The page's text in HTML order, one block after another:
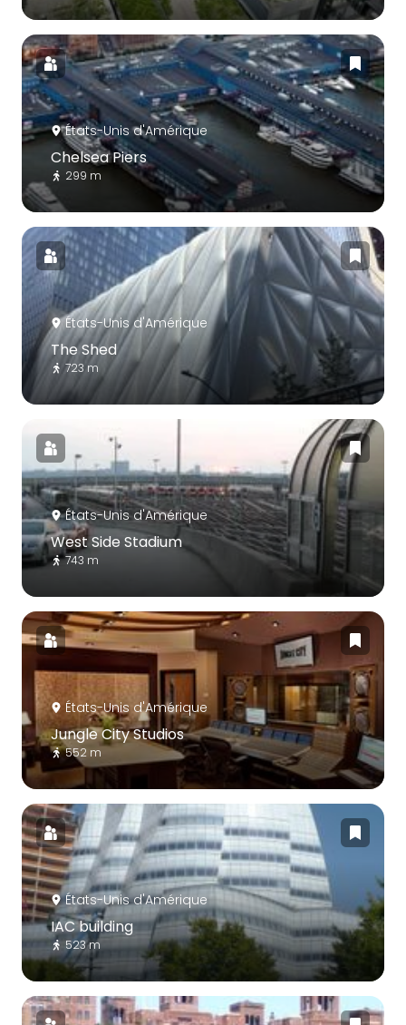
États-Unis d'Amérique
Chelsea Piers
299 m
États-Unis d'Amérique
The Shed
723 m
États-Unis d'Amérique
West Side Stadium
743 m
États-Unis d'Amérique
Jungle City Studios
552 m
États-Unis d'Amérique
IAC building
523 m